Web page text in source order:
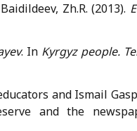
Zh.R. (2013).
. In Kyrgyz people.
and Ismail
and the